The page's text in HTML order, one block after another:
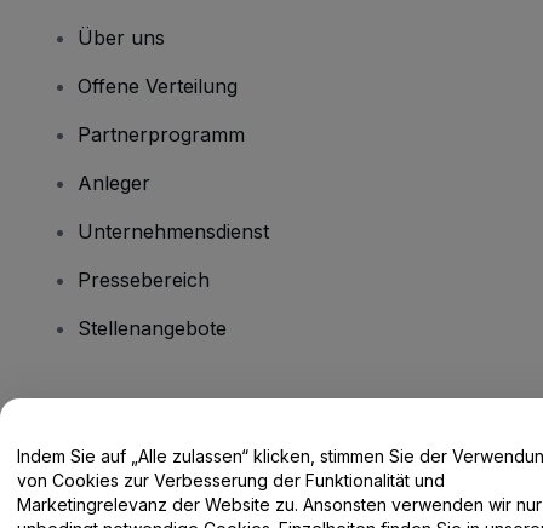
Über uns
Offene Verteilung
Partnerprogramm
Anleger
Unternehmensdienst
Pressebereich
Stellenangebote
Hilfe-Center / Kontakt
Indem Sie auf „Alle zulassen“ klicken, stimmen Sie der
von Cookies zur Verbesserung der Funktionalität und
Marketingrelevanz der Website zu. Ansonsten verwenden wir nur